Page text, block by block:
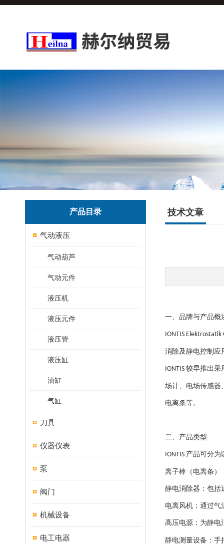
产品目录
气动液压
气动葫芦
气动元件
液压机
液压元件
液压管
液压缸
油缸
气缸
刀具
仪器仪表
泵
阀门
机械设备
电工电器
技术文章
一、品牌与产品概
IONTIS
消除及静电控制应
IONTIS 较早推出采
场计、电场传感器
电离条等。
二、产品类型
IONTIS 产品可分为
离子棒（电离条）
静电消除器：包括
电离风机：通过气
高压电源：为静电
静电测量设备：手